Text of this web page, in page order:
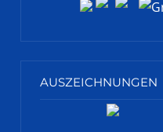
AUSZEICHNUNGEN